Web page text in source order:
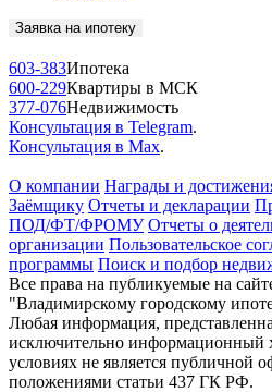
Заявка на ипотеку
603-383Ипотека
600-229Квартиры в МСК
377-076Недвижимость
Консультация в Telegram.
Консультация в Max.
О компании Награды и
Заёмщику Отчеты и декларации
ПОД/ФТ/ФРОМУ Отчеты о
организации Пользовательское
программы Поиск и подбор
Все права на публикуемые на
"Владимирскому городскому
Любая информация,
исключительно информационный
условиях не является публичной
положениями статьи 437 ГК РФ.